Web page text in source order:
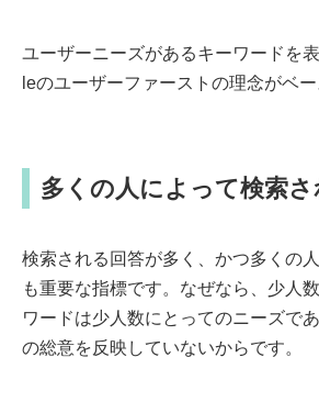
ユーザーニーズがあるキーワードを
leのユーザーファーストの理念がベー
多くの人によって検索
検索される回答が多く、かつ多くの
も重要な指標です。なぜなら、少人
ワードは少人数にとってのニーズで
の総意を反映していないからです。